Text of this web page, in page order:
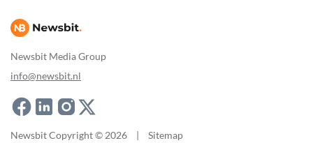
Newsbit Media Group
info@newsbit.nl
Newsbit Copyright © 2026 | Sitemap